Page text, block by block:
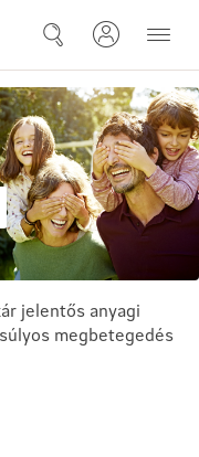
jelentős anyagi
megbetegedés